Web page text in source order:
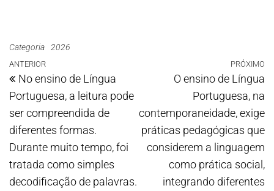
Categoria 2026
ANTERIOR
No ensino de Língua
Portuguesa, a leitura pode
ser compreendida de
diferentes formas.
Durante muito tempo, foi
tratada como simples
decodificação de palavras.
PRÓXIMO
O ensino de Língua
Portuguesa, na
contemporaneidade, exige
práticas pedagógicas que
considerem a linguagem
como prática social,
integrando diferentes